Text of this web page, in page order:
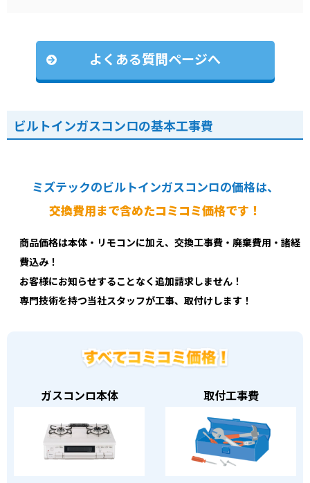
よくある質問ページへ
ビルトインガスコンロの基本工事費
ミズテックのビルトインガスコンロの価格は、
交換費用まで含めたコミコミ価格です！
商品価格は本体・リモコンに加え、交換工事費・廃棄費用・諸経
費込み！
お客様にお知らせすることなく追加請求しません！
専門技術を持つ当社スタッフが工事、取付けします！
ガスコンロ本体 取付工事費